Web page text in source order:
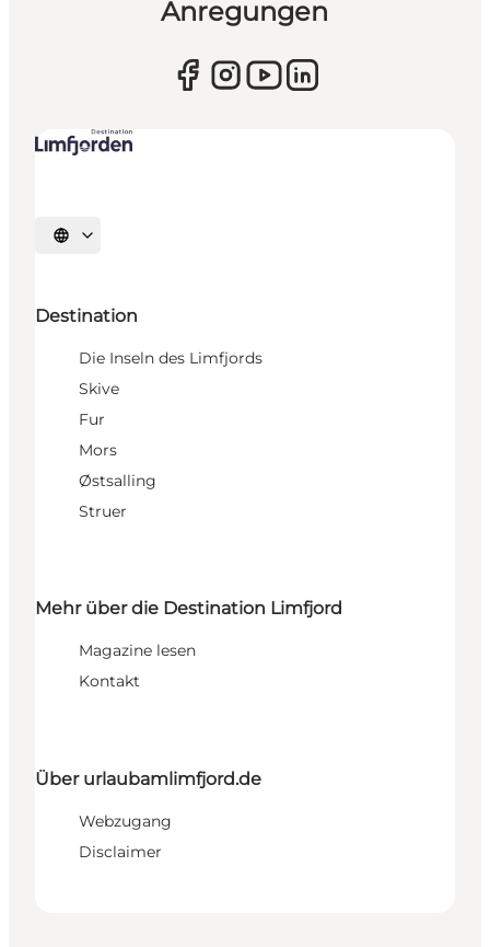
Anregungen
Sprache auswählen
Destination
Die Inseln des Limfjords
Skive
Fur
Mors
Østsalling
Struer
Mehr über die Destination Limfjord
Magazine lesen
Kontakt
Über urlaubamlimfjord.de
Webzugang
Disclaimer